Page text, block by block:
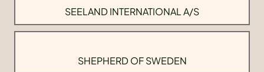
SEELAND INTERNATIONAL A/S
SHEPHERD OF SWEDEN